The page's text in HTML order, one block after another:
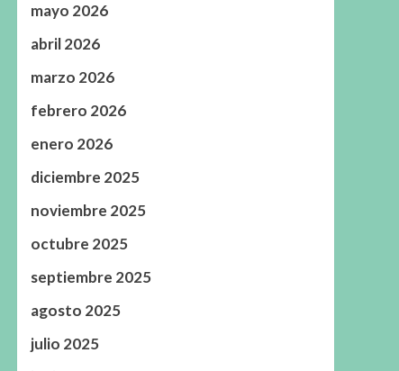
mayo 2026
abril 2026
marzo 2026
febrero 2026
enero 2026
diciembre 2025
noviembre 2025
octubre 2025
septiembre 2025
agosto 2025
julio 2025